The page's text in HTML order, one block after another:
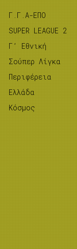
Γ.Γ.Α-ΕΠΟ
SUPER LEAGUE 2
Γ’ Εθνική
Σούπερ Λίγκα
Περιφέρεια
Ελλάδα
Κόσμος